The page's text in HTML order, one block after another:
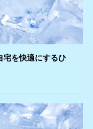
宅を快適にするひ